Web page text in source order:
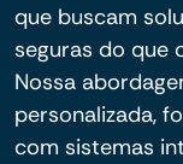
que buscam
seguras do que
Nossa
personalizada,
com sistemas